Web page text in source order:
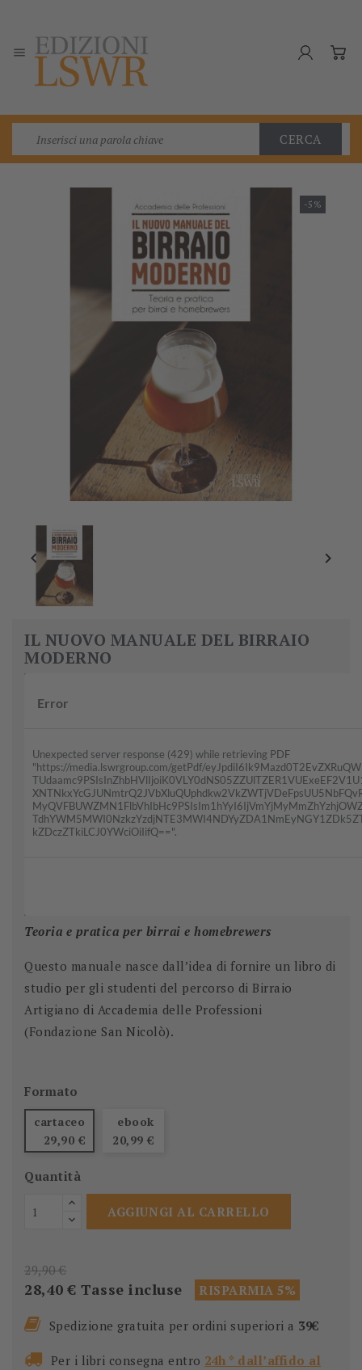

CERCA
-5%
 
IL NUOVO MANUALE DEL BIRRAIO
MODERNO
Teoria e pratica per birrai e homebrewers
Questo manuale nasce dall’idea di fornire un libro di
studio per gli studenti del percorso di Birraio
Artigiano di Accademia delle Professioni
(Fondazione San Nicolò).
Formato
cartaceo
29,90 €
ebook
20,99 €
Quantità
AGGIUNGI AL CARRELLO
29,90 €
28,40 € Tasse incluse RISPARMIA 5%
Spedizione gratuita per ordini superiori a 39€
Per i libri consegna entro 24h * dall’affido al